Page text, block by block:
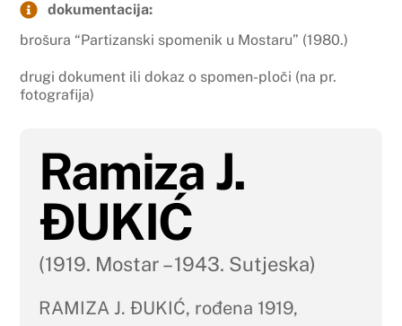
dokumentacija:
brošura “Partizanski spomenik u Mostaru” (1980.)
drugi dokument ili dokaz o spomen-ploči (na pr.
fotografija)
Ramiza J.
ĐUKIĆ
(1919. Mostar – 1943. Sutjeska)
RAMIZA J. ĐUKIĆ, rođena 1919,